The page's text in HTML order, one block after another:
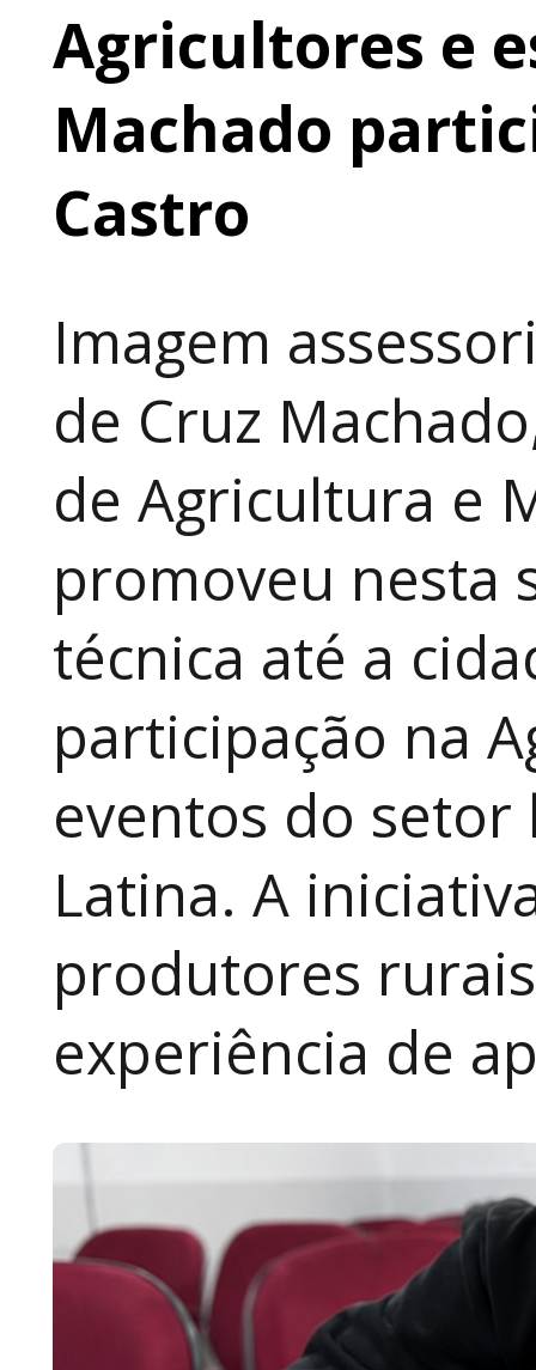
Agricultores e
Machado
Castro
Imagem
de Cruz
de Agricultura e
promoveu nesta
técnica até a
participação na
eventos do
Latina. A
produtores
experiência de